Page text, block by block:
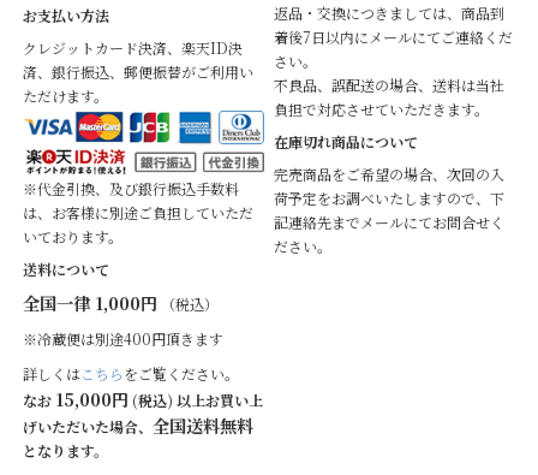
お支払い方法
クレジットカード決済、楽天ID決
済、銀行振込、郵便振替がご利用い
ただけます。
※代金引換、及び銀行振込手数料
は、お客様に別途ご負担していただ
いております。
送料について
全国一律 1,000円 （税込）
※冷蔵便は別途400円頂きます
詳しくはこちらをご覧ください。
なお 15,000円 (税込) 以上お買い上
げいただいた場合、 全国送料無料
となります。
返品・交換につきましては、商品到
着後7日以内にメールにてご連絡くだ
さい。
不良品、誤配送の場合、送料は当社
負担で対応させていただきます。
在庫切れ商品について
完売商品をご希望の場合、次回の入
荷予定をお調べいたしますので、下
記連絡先までメールにてお問合せく
ださい。